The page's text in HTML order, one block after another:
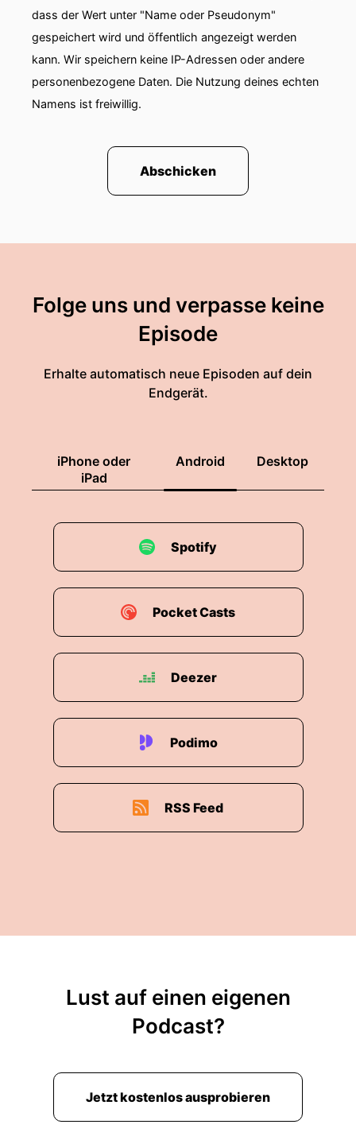
dass der Wert unter "Name oder Pseudonym"
gespeichert wird und öffentlich angezeigt werden
kann. Wir speichern keine IP-Adressen oder andere
personenbezogene Daten. Die Nutzung deines echten
Namens ist freiwillig.
Abschicken
Folge uns und verpasse keine
Episode
Erhalte automatisch neue Episoden auf dein
Endgerät.
iPhone oder
iPad
Android Desktop
Spotify
Pocket Casts
Deezer
Podimo
RSS Feed
Lust auf einen eigenen
Podcast?
Jetzt kostenlos ausprobieren